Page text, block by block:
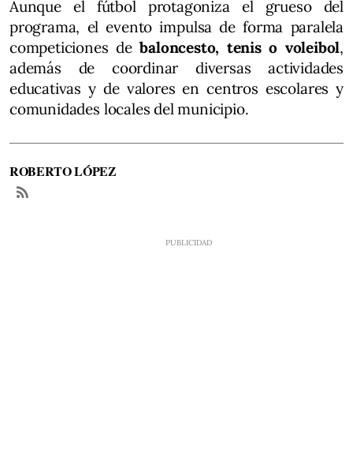
Aunque el fútbol protagoniza el grueso del
programa, el evento impulsa de forma paralela
competiciones debaloncesto, tenis o voleibol,
además de coordinar diversas actividades
educativas y de valores en centros escolares y
comunidades locales del municipio.
ROBERTO LÓPEZ